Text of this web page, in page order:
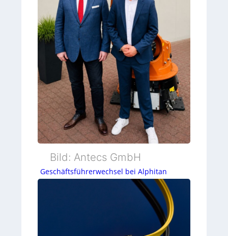
Bild: Antecs GmbH
Geschäftsführerwechsel bei Alphitan